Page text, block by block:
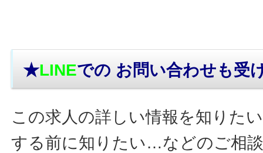
★LINEでの お問い合わせも受
この求人の詳しい情報を知りた
する前に知りたい…などのご相